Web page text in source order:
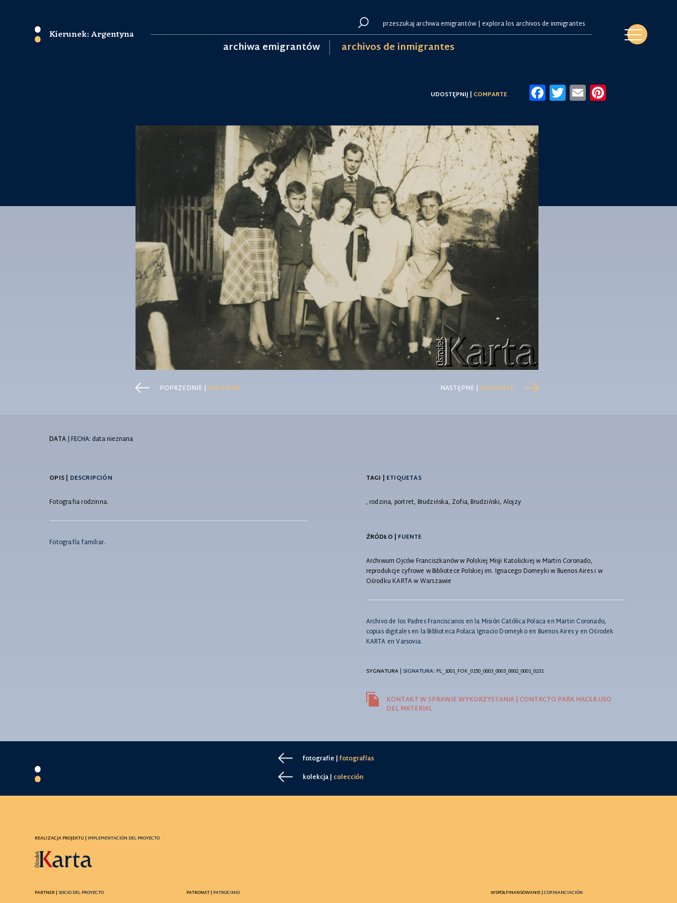
Kierunek: Argentyna
archiwa emigrantów archivos de inmigrantes
UDOSTĘPNIJ | COMPARTE Facebook
Twitter
Email
POPRZEDNIE |ANTERIOR NASTĘPNE |SIGUIENTE
DATA|FECHA: data nieznana
OPIS | DESCRIPCIÓN
Fotografia rodzinna.
Fotografía familiar.
TAGI | ETIQUETAS
, rodzina, portret, Brudzińska, Zofia, Brudziński, Alojzy
ŹRÓDŁO | FUENTE
Archiwum Ojców Franciszkanów w Polskiej Misji Katolickiej w Martin Coronado,
reprodukcje cyfrowe w Bibliotece Polskiej im. Ignacego Domeyki w Buenos Aires i w
Ośrodku KARTA w Warszawie
Archivo de los Padres Franciscanos en la Misión Católica Polaca en Martin Coronado,
copias digitales en la Biblioteca Polaca Ignacio Domeyko en Buenos Aires y en Ośrodek
KARTA en Varsovia.
SYGNATURA| SIGNATURA: PL_1001_FOK_0150_0003_0003_0002_0001_0231
KONTAKT W SPRAWIE WYKORZYSTANIA | CONTACTO PARA HACER USO
DEL MATERIAL
fotografie |fotografías
kolekcja | colección
REALIZACJA PROJEKTU | IMPLEMENTACIÓN DEL PROYECTO
PARTNER | SOCIO DEL PROYECTO PATRONAT | PATROCINIO WSPÓŁFINANSOWANIE |COFINANCIACIÓN